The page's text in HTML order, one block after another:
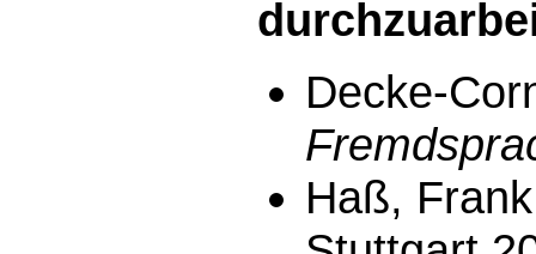
Decke-
Haß,